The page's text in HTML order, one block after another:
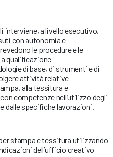
interviene, a livello esecutivo,
con autonomia e
le procedure e le
qualificazione
di base, di strumenti e di
attività relative
alla tessitura e
competenze nell’utilizzo degli
dalle specifiche lavorazioni.
stampa e tessitura utilizzando
dell’ufficio creativo